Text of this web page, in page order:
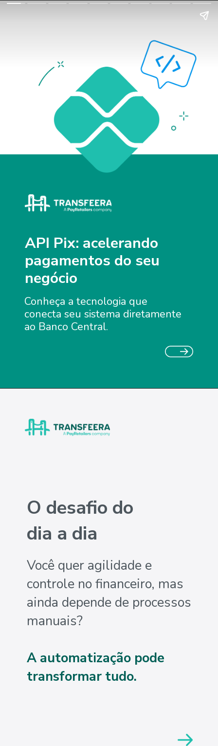
API Pix: acelerando
pagamentos do seu
negócio
Conheça a tecnologia que
conecta seu sistema diretamente
ao Banco Central.
Você quer agilidade e
controle no financeiro, mas
ainda depende de processos
manuais?
O desafio do
dia a dia
A automatização pode
transformar tudo.